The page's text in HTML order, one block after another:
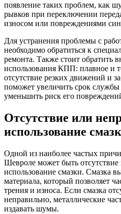
появление таких проблем, как
рывков при переключении
износом или повреждениями
Для устранения проблемы с
необходимо обратиться к
ремонта. Также стоит обратить
использования КПП: плавное и
отсутствие резких движений и
поможет увеличить срок службы
уменьшить риск его
Отсутствие или
использование
Одной из наиболее частых
Шевроле может быть
использование смазки. Смазка
материала, который позволяет
трения и износа. Если смазка
неправильно, металлические
издавать шумы.